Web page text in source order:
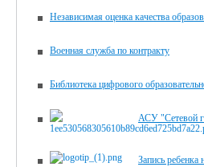
Независимая оценка качества
Военная служба по контракту
Библиотека цифрового
АСУ "Сетевой
Запись ребенка